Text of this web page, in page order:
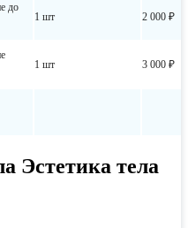
до
1 шт 2 000 ₽
1 шт 3 000 ₽
Эстетика тела